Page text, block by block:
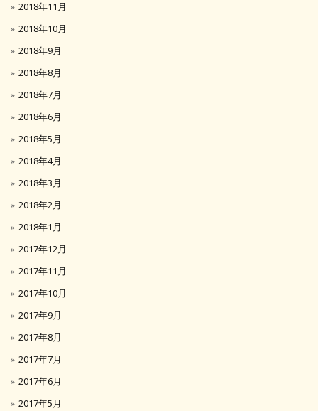
2018年11月
2018年10月
2018年9月
2018年8月
2018年7月
2018年6月
2018年5月
2018年4月
2018年3月
2018年2月
2018年1月
2017年12月
2017年11月
2017年10月
2017年9月
2017年8月
2017年7月
2017年6月
2017年5月